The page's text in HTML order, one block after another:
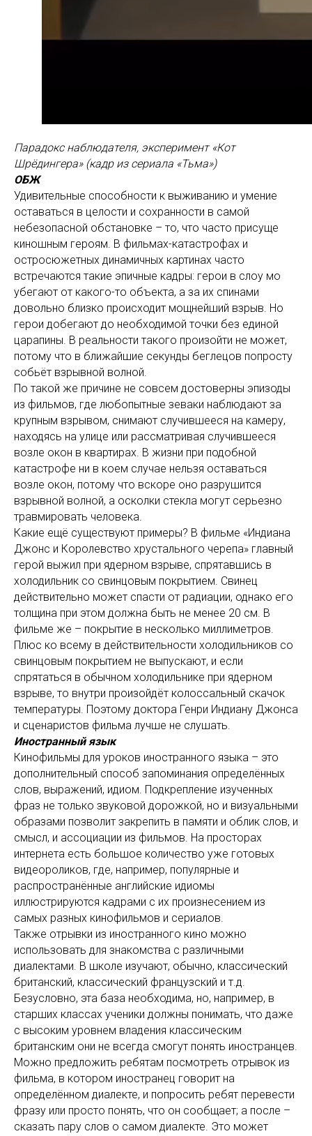
Парадокс наблюдателя, эксперимент «Кот
Шрёдингера» (кадр из сериала «Тьма»)
ОБЖ
Удивительные способности к выживанию и умение
оставаться в целости и сохранности в самой
небезопасной обстановке – то, что часто присуще
киношным героям. В фильмах-катастрофах и
остросюжетных динамичных картинах часто
встречаются такие эпичные кадры: герои в слоу мо
убегают от какого-то объекта, а за их спинами
довольно близко происходит мощнейший взрыв. Но
герои добегают до необходимой точки без единой
царапины. В реальности такого произойти не может,
потому что в ближайшие секунды беглецов попросту
собьёт взрывной волной.
По такой же причине не совсем достоверны эпизоды
из фильмов, где любопытные зеваки наблюдают за
крупным взрывом, снимают случившееся на камеру,
находясь на улице или рассматривая случившееся
возле окон в квартирах. В жизни при подобной
катастрофе ни в коем случае нельзя оставаться
возле окон, потому что вскоре оно разрушится
взрывной волной, а осколки стекла могут серьезно
травмировать человека.
Какие ещё существуют примеры? В фильме «Индиана
Джонс и Королевство хрустального черепа» главный
герой выжил при ядерном взрыве, спрятавшись в
холодильник со свинцовым покрытием. Свинец
действительно может спасти от радиации, однако его
толщина при этом должна быть не менее 20 см. В
фильме же – покрытие в несколько миллиметров.
Плюс ко всему в действительности холодильников со
свинцовым покрытием не выпускают, и если
спрятаться в обычном холодильнике при ядерном
взрыве, то внутри произойдёт колоссальный скачок
температуры. Поэтому доктора Генри Индиану Джонса
и сценаристов фильма лучше не слушать.
Иностранный язык
Кинофильмы для уроков иностранного языка – это
дополнительный способ запоминания определённых
слов, выражений, идиом. Подкрепление изученных
фраз не только звуковой дорожкой, но и визуальными
образами позволит закрепить в памяти и облик слов, и
смысл, и ассоциации из фильмов. На просторах
интернета есть большое количество уже готовых
видеороликов, где, например, популярные и
распространённые английские идиомы
иллюстрируются кадрами с их произнесением из
самых разных кинофильмов и сериалов.
Также отрывки из иностранного кино можно
использовать для знакомства с различными
диалектами. В школе изучают, обычно, классический
британский, классический французский и т.д.
Безусловно, эта база необходима, но, например, в
старших классах ученики должны понимать, что даже
с высоким уровнем владения классическим
британским они не всегда смогут понять иностранцев.
Можно предложить ребятам посмотреть отрывок из
фильма, в котором иностранец говорит на
определённом диалекте, и попросить ребят перевести
фразу или просто понять, что он сообщает; а после –
сказать пару слов о самом диалекте. Это может